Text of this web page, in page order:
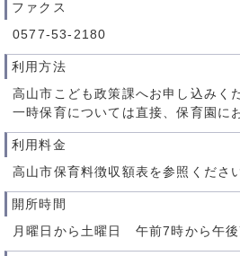
ファクス
0577-53-2180
利用方法
高山市こども政策課へお申し込みく
一時保育については直接、保育園に
利用料金
高山市保育料徴収額表を参照くださ
開所時間
月曜日から土曜日 午前7時から午